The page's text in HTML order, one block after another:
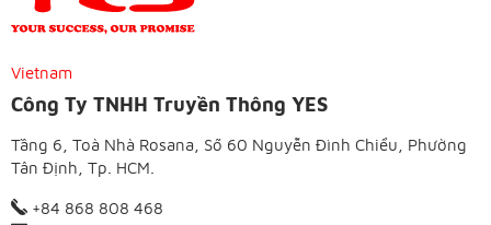
Vietnam
Công Ty TNHH Truyền Thông YES
Tầng 6, Toà Nhà Rosana, Số 60 Nguyễn Đình Chiểu, Phường
Tân Định, Tp. HCM.
+84 868 808 468